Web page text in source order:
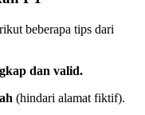
beberapa tips dari
dan valid.
(hindari alamat fiktif).